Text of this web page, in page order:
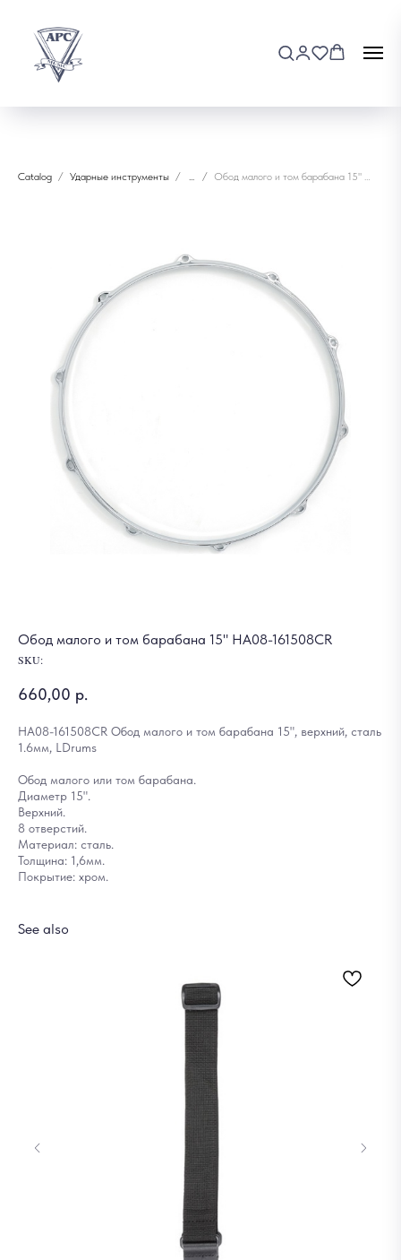
Catalog Ударные инструменты ... Обод малого и том барабана 15" HA08-161508CR
Обод малого и том барабана 15" HA08-161508CR
SKU:
660,00 р.
HA08-161508CR Обод малого и том барабана 15", верхний, сталь
1.6мм, LDrums
Обод малого или том барабана.
Диаметр 15".
Верхний.
8 отверстий.
Материал: сталь.
Толщина: 1,6мм.
Покрытие: хром.
See also